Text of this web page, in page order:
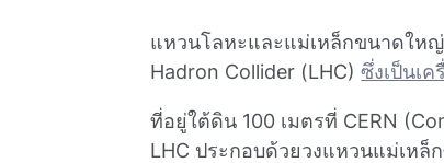
แหวนโลหะและแม่เหล็กขนาดให
Hadron Collider (LHC)ซึ่งเป็นเ
ที่อยู่ใต้ดิน 100 เมตรที่ CERN
LHC ประกอบด้วยวงแหวนแม่เหล็